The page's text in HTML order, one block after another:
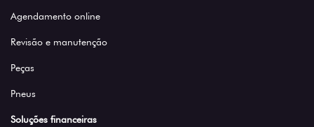
Agendamento online
Revisão e manutenção
Peças
Pneus
Soluções financeiras